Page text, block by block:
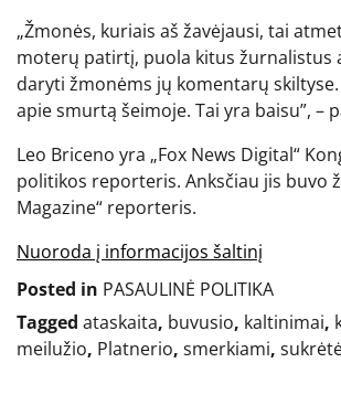
„Žmonės, kuriais aš žavėjausi, tai
moterų patirtį, puola kitus žurnalistus
daryti žmonėms jų komentarų
apie smurtą šeimoje. Tai yra baisu”, –
Leo Briceno yra „Fox News Digital“
politikos reporteris. Anksčiau jis buvo
Magazine“ reporteris.
Nuoroda į informacijos šaltinį
Posted in PASAULINĖ POLITIKA
Tagged ataskaita, buvusio, kaltinimai,
meilužio, Platnerio, smerkiami,